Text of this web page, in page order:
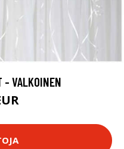
- VALKOINEN